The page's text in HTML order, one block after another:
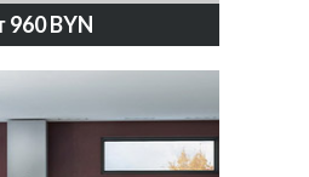
960 BYN